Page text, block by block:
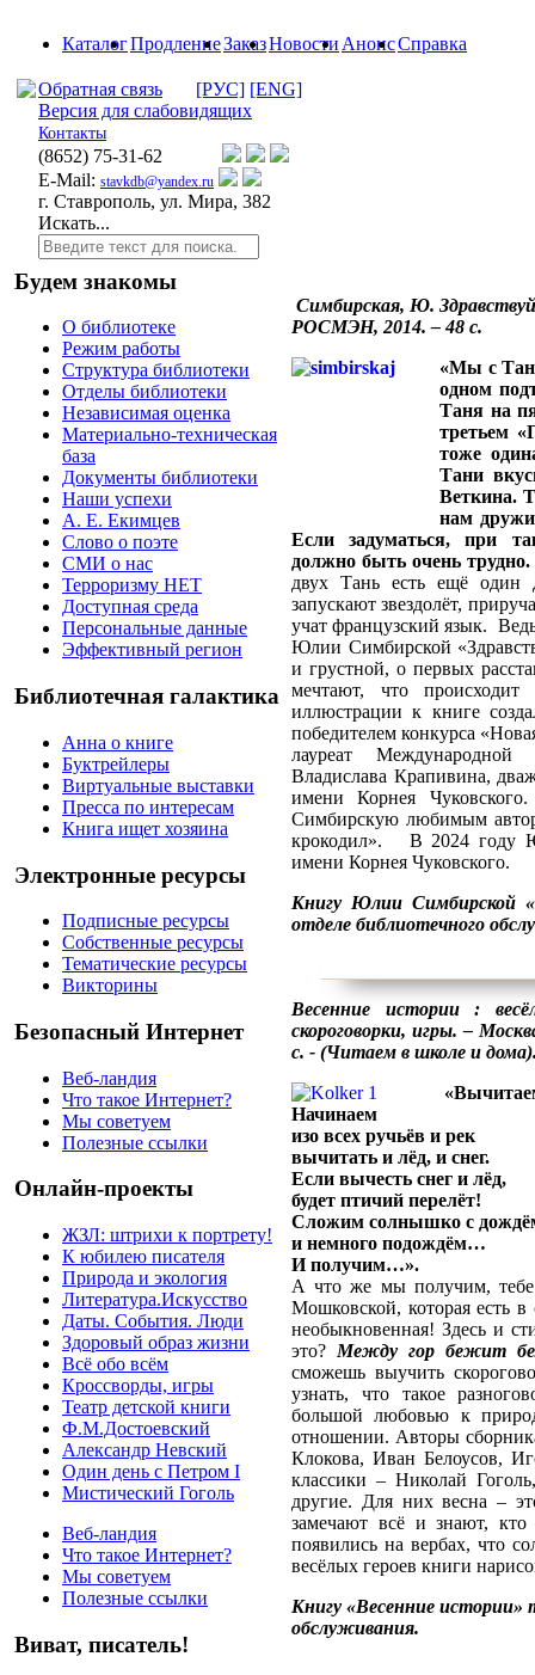
КаталогПродлениеЗаказНовости АнонсСправка
Обратная связь [РУС] [ENG]
Версия для слабовидящих
Контакты
(8652) 75-31-62
E-Mail: stavkdb@yandex.ru
г. Ставрополь, ул. Мира, 382
Искать...
Будем знакомы
О библиотеке
Режим работы
Структура библиотеки
Отделы библиотеки
Независимая оценка
Материально-техническая
база
Документы библиотеки
Наши успехи
А. Е. Екимцев
Слово о поэте
СМИ о нас
Терроризму НЕТ
Доступная среда
Персональные данные
Эффективный регион
Библиотечная галактика
Анна о книге
Буктрейлеры
Виртуальные выставки
Пресса по интересам
Книга ищет хозяина
Электронные ресурсы
Подписные ресурсы
Собственные ресурсы
Тематические ресурсы
Викторины
Безопасный Интернет
Веб-ландия
Что такое Интернет?
Мы советуем
Полезные ссылки
Онлайн-проекты
ЖЗЛ: штрихи к портрету!
К юбилею писателя
Природа и экология
Литература.Искусство
Даты. События. Люди
Здоровый образ жизни
Всё обо всём
Кроссворды, игры
Театр детской книги
Ф.М.Достоевский
Александр Невский
Один день с Петром I
Мистический Гоголь
Веб-ландия
Что такое Интернет?
Мы советуем
Полезные ссылки
Виват, писатель!
Симбирская, Ю.
РОСМЭН, 2014. – 48 с.
«Мы с
одном
Таня на
третьем
тоже
Тани
Веткина.
нам
Если задуматься, при
должно быть очень
двух Тань есть ещё один
запускают звездолёт,
учат французский язык.
Юлии Симбирской
и грустной, о первых
мечтают, что
иллюстрации к книге
победителем конкурса
лауреат
Владислава Крапивина,
имени Корнея
Симбирскую любимым
крокодил». В 2024 году
имени Корнея Чуковского.
Книгу Юлии Симбирской
отделе библиотечного
Весенние истории :
скороговорки, игры. –
с. - (Читаем в школе и
Начинаем
изо всех ручьёв и рек
вычитать и лёд, и снег.
Если вычесть снег и лёд,
будет птичий перелёт!
Сложим солнышко с
и немного подождём…
И получим…».
А что же мы получим, тебе
Мошковской, которая есть
необыкновенная! Здесь и
это? Между гор бежит
сможешь выучить
узнать, что такое
большой любовью к
отношении. Авторы
Клокова, Иван Белоусов,
классики – Николай
другие. Для них весна –
замечают всё и знают,
появились на вербах, что
весёлых героев книги
Книгу «Весенние
обслуживания.